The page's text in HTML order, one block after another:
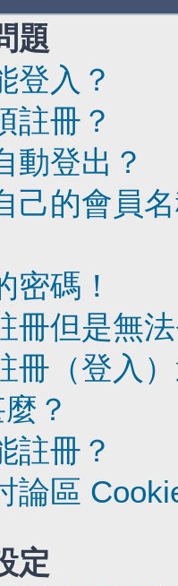
題
登入？
註冊？
動登出？
己的會員
密碼！
冊但是無
冊（登入
？
註冊？
論區
定